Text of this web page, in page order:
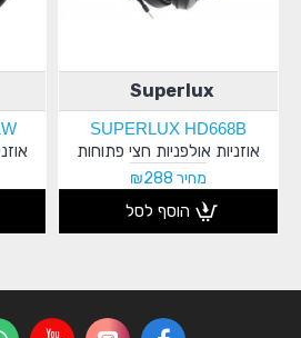
Superlux
SUPERLUX HD668B
אוזניות אולפניות חצי פתוחות
מחיר ₪288
הוסף לסל